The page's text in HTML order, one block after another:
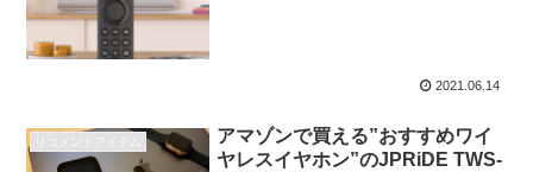
2021.06.14
リコメンドアイテム
アマゾンで買える”おすすめワイ
ヤレスイヤホン”のJPRiDE TWS-